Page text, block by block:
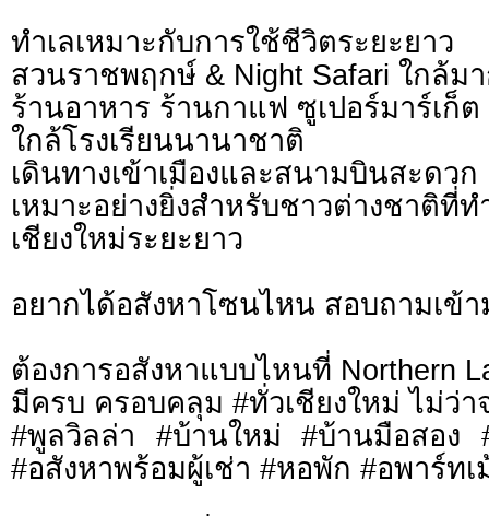
ทำเลเหมาะกับการใช้ชีวิตระยะยาว
สวนราชพฤกษ์ & Night Safari ใกล้ม
ร้านอาหาร ร้านกาแฟ ซูเปอร์มาร์เก็ต
ใกล้โรงเรียนนานาชาติ
เดินทางเข้าเมืองและสนามบินสะดวก
เหมาะอย่างยิ่งสำหรับชาวต่างชาติที่
เชียงใหม่ระยะยาว
อยากได้อสังหาโซนไหน สอบถามเข้า
ต้องการอสังหาแบบไหนที่ Northern
มีครบ ครอบคลุม #ทั่วเชียงใหม่ ไม่ว่า
#พูลวิลล่า #บ้านใหม่ #บ้านมือสอง
#อสังหาพร้อมผู้เช่า #หอพัก #อพาร์ท